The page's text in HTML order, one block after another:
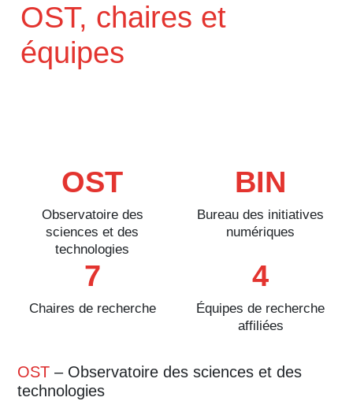
OST, chaires et
équipes
OST
Observatoire des
sciences et des
technologies
BIN
Bureau des initiatives
numériques
7
Chaires de recherche
4
Équipes de recherche
affiliées
OST – Observatoire des sciences et des
technologies